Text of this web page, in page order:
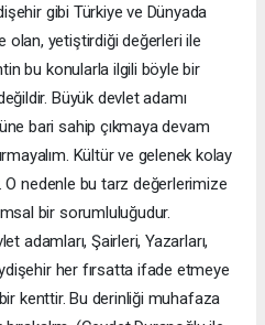
gibi Türkiye ve Dünyada
olan, yetiştirdiği değerleri ile
bu konularla ilgili böyle bir
Büyük devlet adamı
bari sahip çıkmaya devam
Kültür ve gelenek kolay
O nedenle bu tarz değerlerimize
bir sorumluluğudur.
adamları, Şairleri, Yazarları,
her fırsatta ifade etmeye
bir kenttir. Bu derinliği muhafaza